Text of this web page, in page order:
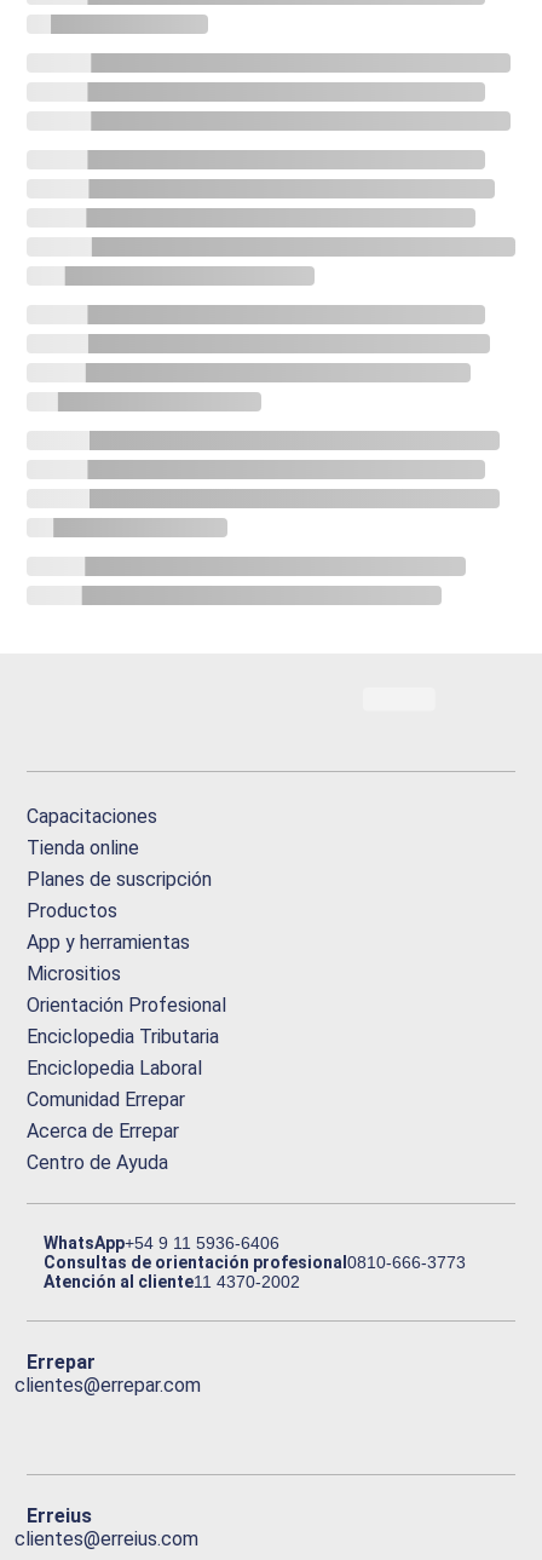
Capacitaciones
Tienda online
Planes de suscripción
Productos
App y herramientas
Micrositios
Orientación Profesional
Enciclopedia Tributaria
Enciclopedia Laboral
Comunidad Errepar
Acerca de Errepar
Centro de Ayuda
WhatsApp+54 9 11 5936-6406
Consultas de orientación profesional0810-666-3773
Atención al cliente11 4370-2002
Errepar
clientes@errepar.com
Erreius
clientes@erreius.com